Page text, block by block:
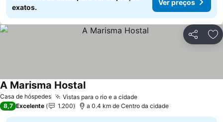
exatos.
Ver preços
Partilhar
Casa de hóspedes Vistas para o rio e a cidadeVer preços
A Marisma HostalVer preços
8,7 Excelente 1.200 a 0.4 km de Centro da cidade